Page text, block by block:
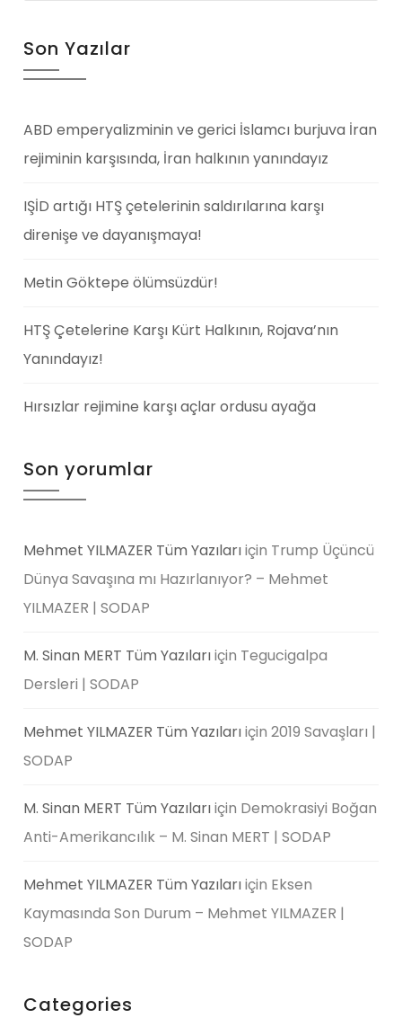
Son Yazılar
ABD emperyalizminin ve gerici İslamcı burjuva İran
rejiminin karşısında, İran halkının yanındayız
IŞİD artığı HTŞ çetelerinin saldırılarına karşı
direnişe ve dayanışmaya!
Metin Göktepe ölümsüzdür!
HTŞ Çetelerine Karşı Kürt Halkının, Rojava’nın
Yanındayız!
Hırsızlar rejimine karşı açlar ordusu ayağa
Son yorumlar
Mehmet YILMAZER Tüm Yazılarıiçin Trump Üçüncü
Dünya Savaşına mı Hazırlanıyor? – Mehmet
YILMAZER | SODAP
M. Sinan MERT Tüm Yazılarıiçin Tegucigalpa
Dersleri | SODAP
Mehmet YILMAZER Tüm Yazılarıiçin2019 Savaşları |
SODAP
M. Sinan MERT Tüm Yazılarıiçin Demokrasiyi Boğan
Anti-Amerikancılık – M. Sinan MERT | SODAP
Mehmet YILMAZER Tüm Yazılarıiçin Eksen
Kaymasında Son Durum – Mehmet YILMAZER |
SODAP
Categories